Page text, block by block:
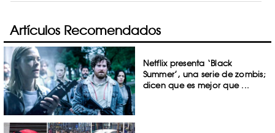
Artículos Recomendados
Netflix presenta ‘Black
Summer’, una serie de zombis;
dicen que es mejor que ...